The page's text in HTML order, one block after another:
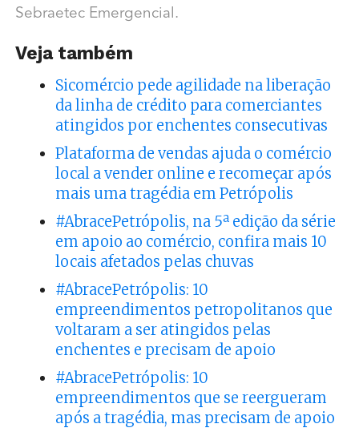
Sebraetec Emergencial .
Veja também
Sicomércio pede agilidade na liberação
da linha de crédito para comerciantes
atingidos por enchentes consecutivas
Plataforma de vendas ajuda o comércio
local a vender online e recomeçar após
mais uma tragédia em Petrópolis
#AbracePetrópolis, na 5ª edição da série
em apoio ao comércio, confira mais 10
locais afetados pelas chuvas
#AbracePetrópolis: 10
empreendimentos petropolitanos que
voltaram a ser atingidos pelas
enchentes e precisam de apoio
#AbracePetrópolis: 10
empreendimentos que se reergueram
após a tragédia, mas precisam de apoio